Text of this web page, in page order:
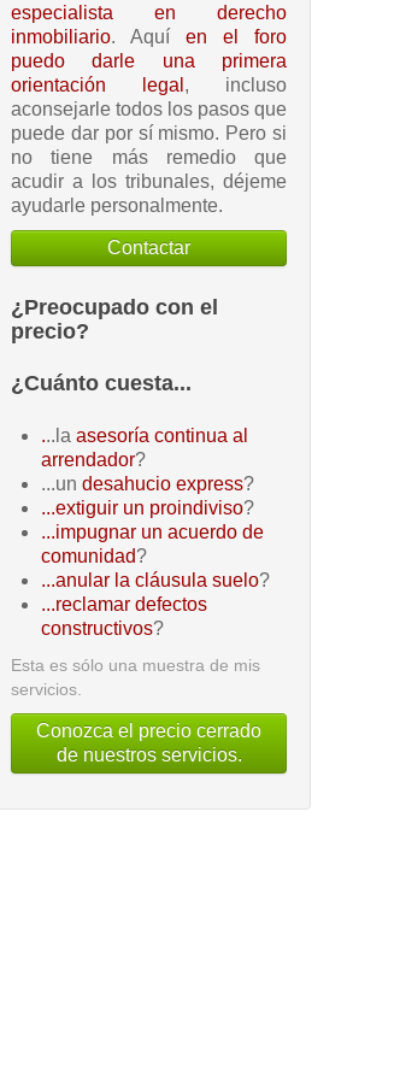
especialista en derecho
inmobiliario. Aquí en el foro
puedo darle una primera
orientación legal , incluso
aconsejarle todos los pasos que
puede dar por sí mismo. Pero si
no tiene más remedio que
acudir a los tribunales, déjeme
ayudarle personalmente.
Contactar
¿Preocupado con el
precio?
¿Cuánto cuesta...
...la asesoría continua al
arrendador?
...un desahucio express?
...extiguir un proindiviso?
...impugnar un acuerdo de
comunidad?
...anular la cláusula suelo?
...reclamar defectos
constructivos?
Esta es sólo una muestra de mis
servicios.
Conozca el precio cerrado
de nuestros servicios.